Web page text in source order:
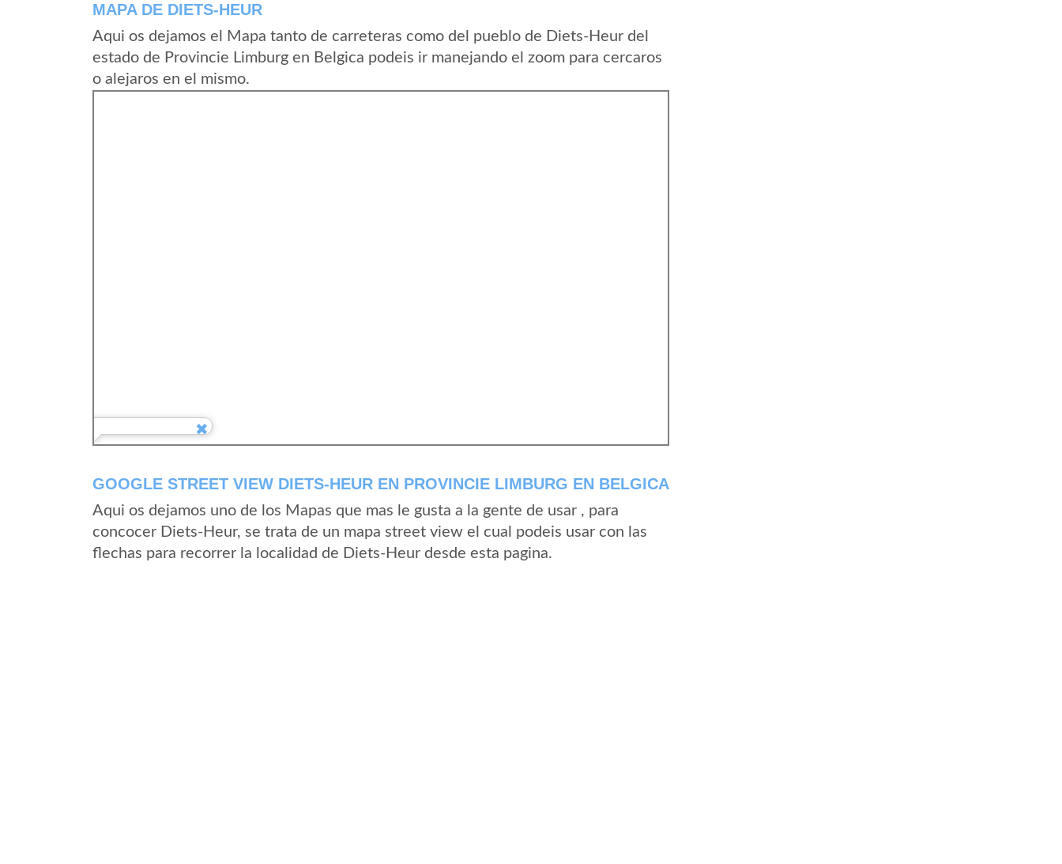
MAPA DE DIETS-HEUR
Aqui os dejamos el Mapa tanto de carreteras como del pueblo de Diets-Heur del
estado de Provincie Limburg en Belgica podeis ir manejando el zoom para cercaros
o alejaros en el mismo.
GOOGLE STREET VIEW DIETS-HEUR EN PROVINCIE LIMBURG EN BELGICA
Aqui os dejamos uno de los Mapas que mas le gusta a la gente de usar , para
concocer Diets-Heur, se trata de un mapa street view el cual podeis usar con las
flechas para recorrer la localidad de Diets-Heur desde esta pagina.